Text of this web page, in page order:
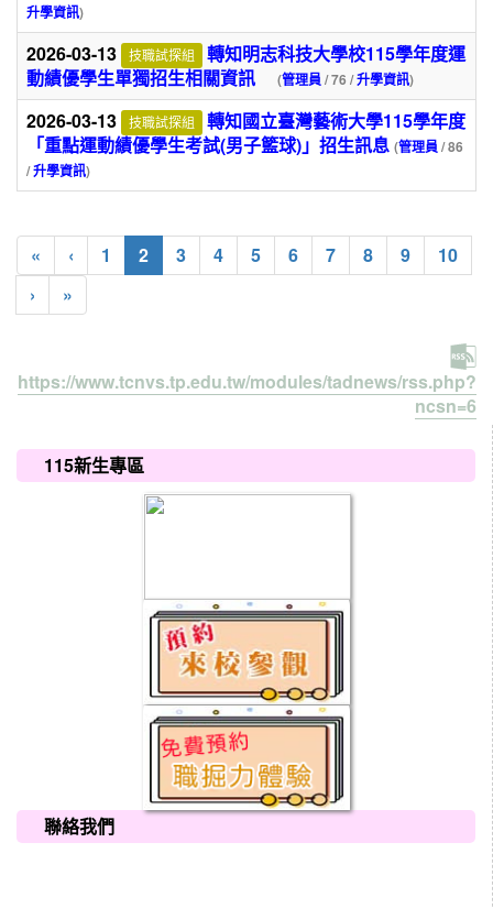
升學資訊)
2026-03-13 技職試探組
轉知明志科技大學校115學年度運
動績優學生單獨招生相關資訊
(管理員/ 76 /升學資訊)
2026-03-13 技職試探組
轉知國立臺灣藝術大學115學年度
「重點運動績優學生考試(男子籃球)」招生訊息 (管理員/ 86
/升學資訊)
« ‹ 1 2(current)
3 4 5 6 7 8 9
10
›
»
https://www.tcnvs.tp.edu.tw/modules/tadnews/rss.php?
ncsn=6
115新生專區
聯絡我們